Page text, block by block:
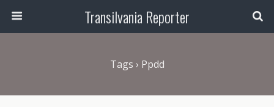
Transilvania Reporter
Tags › Ppdd